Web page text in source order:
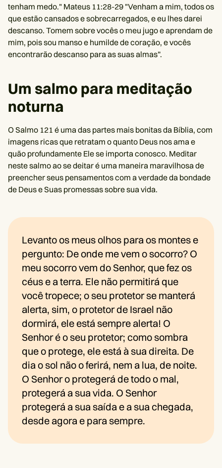
tenham medo." Mateus 11:28-29 "Venham a mim, todos os
que estão cansados e sobrecarregados, e eu lhes darei
descanso. Tomem sobre vocês o meu jugo e aprendam de
mim, pois sou manso e humilde de coração, e vocês
encontrarão descanso para as suas almas”.
Um salmo para meditação
noturna
O Salmo 121 é uma das partes mais bonitas da Bíblia, com
imagens ricas que retratam o quanto Deus nos ama e
quão profundamente Ele se importa conosco. Meditar
neste salmo ao se deitar é uma maneira maravilhosa de
preencher seus pensamentos com a verdade da bondade
de Deus e Suas promessas sobre sua vida.
Levanto os meus olhos para os montes e
pergunto: De onde me vem o socorro? O
meu socorro vem do Senhor, que fez os
céus e a terra. Ele não permitirá que
você tropece; o seu protetor se manterá
alerta, sim, o protetor de Israel não
dormirá, ele está sempre alerta! O
Senhor é o seu protetor; como sombra
que o protege, ele está à sua direita. De
dia o sol não o ferirá, nem a lua, de noite.
O Senhor o protegerá de todo o mal,
protegerá a sua vida. O Senhor
protegerá a sua saída e a sua chegada,
desde agora e para sempre.